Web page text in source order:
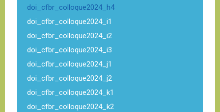
doi_cfbr_colloque2024_h4
doi_cfbr_colloque2024_i1
doi_cfbr_colloque2024_i2
doi_cfbr_colloque2024_i3
doi_cfbr_colloque2024_j1
doi_cfbr_colloque2024_j2
doi_cfbr_colloque2024_k1
doi_cfbr_colloque2024_k2